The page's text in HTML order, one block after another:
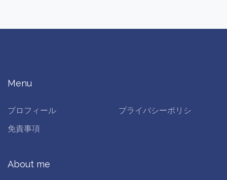
Menu
プロフィール
プライバシーポリシ
免責事項
About me